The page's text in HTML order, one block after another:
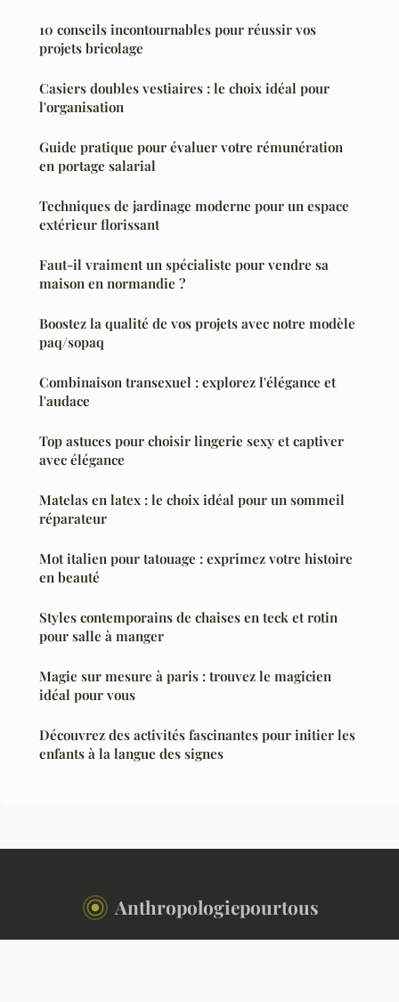
10 conseils incontournables pour réussir vos
projets bricolage
Casiers doubles vestiaires : le choix idéal pour
l'organisation
Guide pratique pour évaluer votre rémunération
en portage salarial
Techniques de jardinage moderne pour un espace
extérieur florissant
Faut-il vraiment un spécialiste pour vendre sa
maison en normandie ?
Boostez la qualité de vos projets avec notre modèle
paq/sopaq
Combinaison transexuel : explorez l'élégance et
l'audace
Top astuces pour choisir lingerie sexy et captiver
avec élégance
Matelas en latex : le choix idéal pour un sommeil
réparateur
Mot italien pour tatouage : exprimez votre histoire
en beauté
Styles contemporains de chaises en teck et rotin
pour salle à manger
Magie sur mesure à paris : trouvez le magicien
idéal pour vous
Découvrez des activités fascinantes pour initier les
enfants à la langue des signes
Anthropologiepourtous